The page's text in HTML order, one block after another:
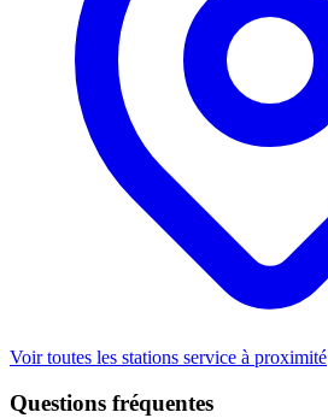
Voir toutes les stations service à proximité
Questions fréquentes